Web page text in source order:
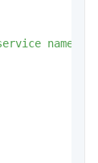
names."